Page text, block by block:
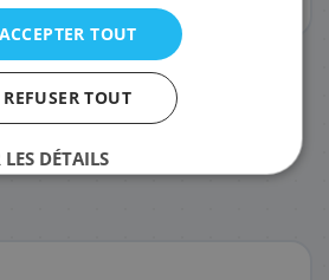
- Cartouche d'encre
ACCEPTER TOUT
REFUSER TOUT
DÉTAILS